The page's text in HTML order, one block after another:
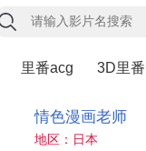
里番acg 3D里番
情色漫画老师
地区：日本